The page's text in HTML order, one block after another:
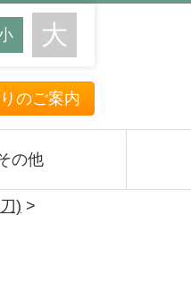
のご案内
の他
) >